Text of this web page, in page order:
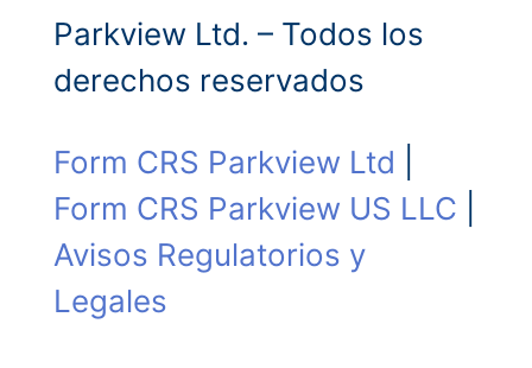
Parkview Ltd. – Todos los
derechos reservados
Form CRS Parkview Ltd
Form CRS Parkview US LLC
Avisos Regulatorios y
Legales